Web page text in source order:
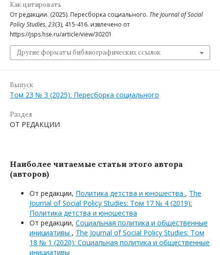
Как цитировать
От редакции. (2025). Пересборка социального. The Journal of Social
Policy Studies, 23(3), 415-416. извлечено от
https://jsps.hse.ru/article/view/30201
Другие форматы библиографических ссылок
Выпуск
Том 23 № 3 (2025): Пересборка социального
Раздел
ОТ РЕДАКЦИИ
Наиболее читаемые статьи этого автора
(авторов)
От редакции, Политика детства и юношества , The
Journal of Social Policy Studies: Том 17 № 4 (2019):
Политика детства и юношества
От редакции, Социальная политика и общественные
инициативы , The Journal of Social Policy Studies: Том
18 № 1 (2020): Социальная политика и общественные
инициативы